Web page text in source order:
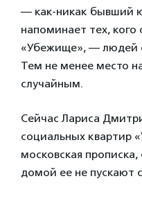
— как-никак бывший
напоминает тех,
«Убежище», — людей
Тем не менее место
случайным.
Сейчас Лариса
социальных квартир
московская
домой ее не пускают